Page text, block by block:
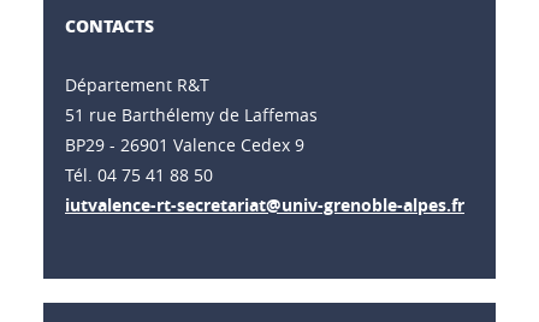
CONTACTS
Département R&T
51 rue Barthélemy de Laffemas
BP29 - 26901 Valence Cedex 9
Tél. 04 75 41 88 50
iutvalence-rt-secretariat@univ-grenoble-alpes.fr